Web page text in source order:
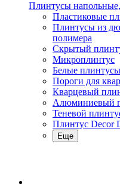
Плинтусы
Пластиковые
Плинтусы из
полимера
Скрытый
Микроплинтус
Белые
Пороги для
Кварцевый
Алюминиевый
Теневой
Плинтус Decor
Еще